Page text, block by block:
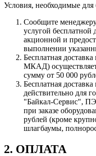
Условия, необходимые для
Сообщите
услугой бесплатной
акционной и
выполнении
Бесплатная
МКАД)
сумму от 50 000
Бесплатная
действительно для
"Байкал-Сервис",
при заказе
рублей (кроме
шлагбаумы,
2. ОПЛАТА